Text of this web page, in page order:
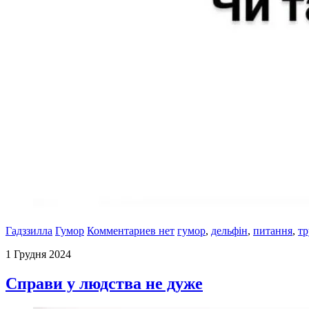
Гадззилла Гумор Комментариев нет гумор, дельфін, питання,
1 Грудня 2024
Справи у людства не дуже